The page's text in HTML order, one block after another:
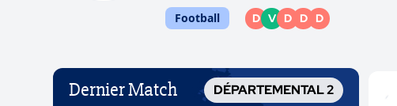
Football D V D D D
Dernier Match DÉPARTEMENTAL 2